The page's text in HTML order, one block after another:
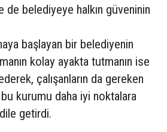
belediyeye halkın güveninin
başlayan bir belediyenin
kolay ayakta tutmanın ise
çalışanların da gereken
kurumu daha iyi noktalara
getirdi.